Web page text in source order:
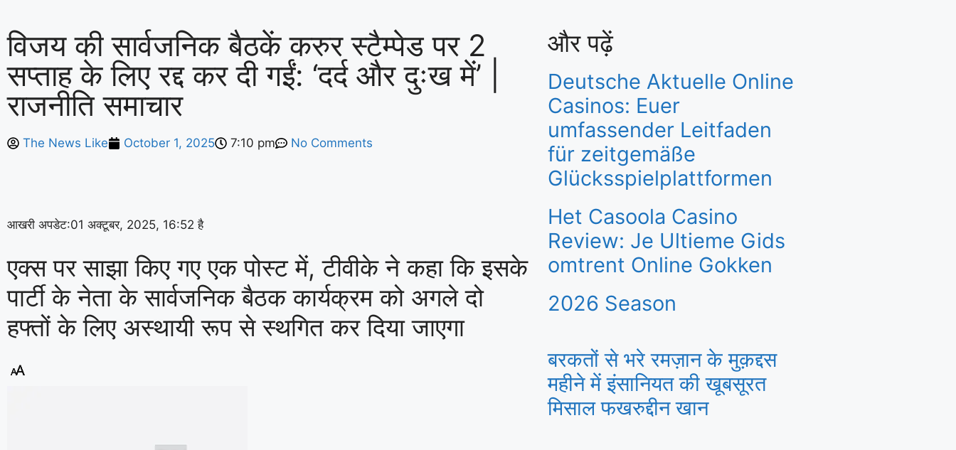
विजय की सार्वजनिक बैठकें करुर स्टैम्पेड पर 2
सप्ताह के लिए रद्द कर दी गईं: ‘दर्द और दुःख में’ |
राजनीति समाचार
The News Like October 1, 2025 7:10 pm No Comments
आखरी अपडेट:01 अक्टूबर, 2025, 16:52 है
एक्स पर साझा किए गए एक पोस्ट में, टीवीके ने कहा कि इसके
पार्टी के नेता के सार्वजनिक बैठक कार्यक्रम को अगले दो
हफ्तों के लिए अस्थायी रूप से स्थगित कर दिया जाएगा
और पढ़ें
Deutsche Aktuelle Online
Casinos: Euer
umfassender Leitfaden
für zeitgemäße
Glücksspielplattformen
Het Casoola Casino
Review: Je Ultieme Gids
omtrent Online Gokken
2026 Season
बरकतों से भरे रमज़ान के मुक़द्दस
महीने में इंसानियत की खूबसूरत
मिसाल फखरुद्दीन खान